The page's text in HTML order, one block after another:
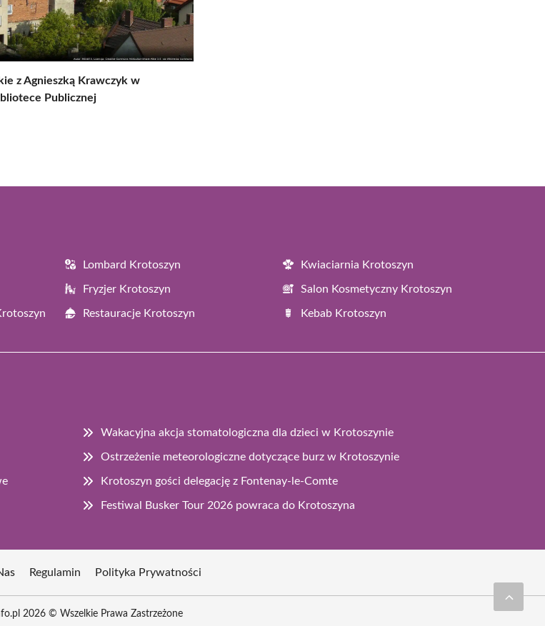
z Agnieszką Krawczyk w
Publicznej
Lombard Krotoszyn Kwiaciarnia Krotoszyn
Fryzjer Krotoszyn Salon Kosmetyczny Krotoszyn
Restauracje Krotoszyn Kebab Krotoszyn
Wakacyjna akcja stomatologiczna dla dzieci w Krotoszynie
Ostrzeżenie meteorologiczne dotyczące burz w Krotoszynie
Krotoszyn gości delegację z Fontenay-le-Comte
Festiwal Busker Tour 2026 powraca do Krotoszyna
Regulamin Polityka Prywatności
2026 © Wszelkie Prawa Zastrzeżone